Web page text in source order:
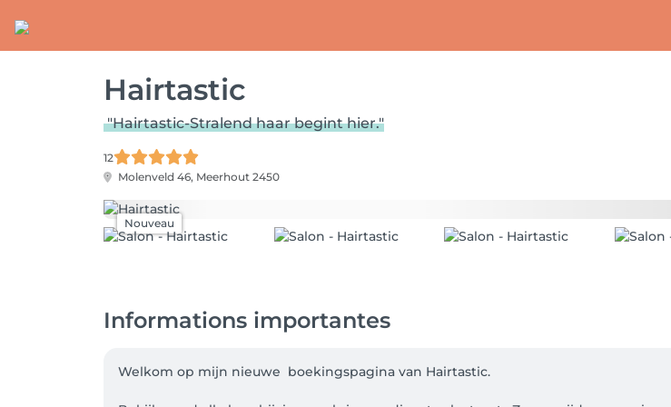
Hairtastic
"Hairtastic-Stralend haar begint hier."
12
Molenveld 46, Meerhout 2450
Nouveau
Informations importantes
Welkom op mijn nieuwe  boekingspagina van Hairtastic.